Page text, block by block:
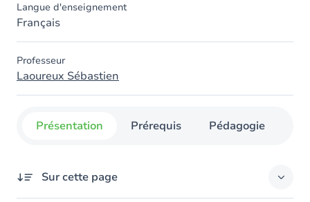
Langue d'enseignement
Français
Professeur
Laoureux Sébastien
Présentation Prérequis Pédagogie
Sur cette page